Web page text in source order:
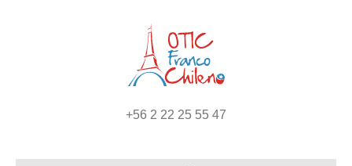
+56 2 22 25 55 47